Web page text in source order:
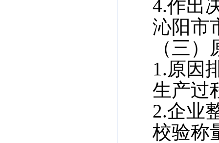
4.作出
沁阳市
（三
1.原因
生产过
2.企业
校验称